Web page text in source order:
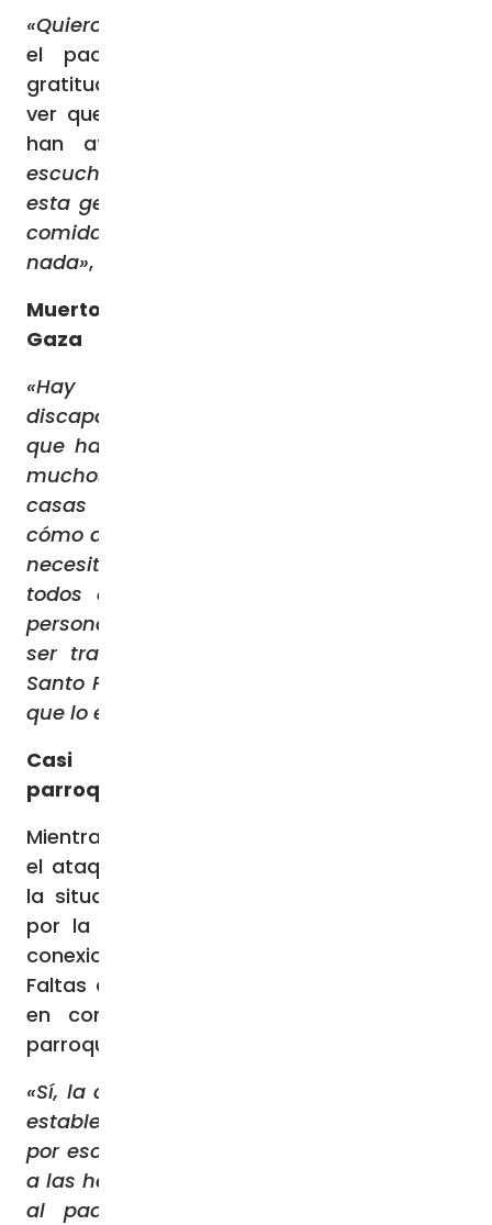
«Quiero dar las gracias al Santo Padre»
el padre Ibrahim desde Jerusalén. La
gratitud va acompañada de amargura al
ver que otros «poderosos de la tierra» no
han atendido este clamor.
escuchado, nadie oye las necesidades de
esta gente de Gaza que está sin casa, sin
comida, sin electricidad, sin agua, sin
nada», dijo el padre Faltas.
Muertos, heridos y casas destruidas en
Gaza
«Hay niños muertos, mujeres,
discapacitados, más de diez mil personas
que han muerto en veinticuatro días. Hay
muchos niños, muchas mujeres bajo las
casas destruidas de Gaza. Nadie sabe
cómo ayudar a estas personas. En Gaza se
necesita de todo, lo esencial para vivir. Y
todos estos heridos… Más de veinte mil
personas que no tienen la posibilidad de
ser tratadas y salvadas. Sólo él, sólo el
Santo Padre pide un ‘alto el fuego’. ¡Espero
que lo escuchen!».
Casi setecientas personas en la
parroquia de la Sagrada Familia
Mientras tanto, a medida que se intensifica
el ataque terrestre en la Franja y empeora
la situación humanitaria, parece que ayer
por la mañana se restablecieron algunas
conexiones a internet. El padre Ibrahim
Faltas aprovechó la ocasión para ponerse
en contacto con sus hermanos de la
parroquia de la Sagrada Familia en Gaza.
«Sí, la comunicación ha vuelto, pero no es
estable»
por escuchar a la hermana Nabila Saleh y
a las hermanas del Santo Rosario, también
al padre Iusuf Asad